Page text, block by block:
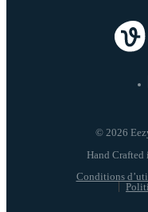
© 2026
Conditions